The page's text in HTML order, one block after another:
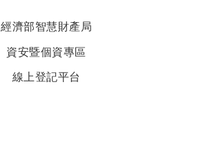
經濟部智慧財產局
資安暨個資專區
線上登記平台